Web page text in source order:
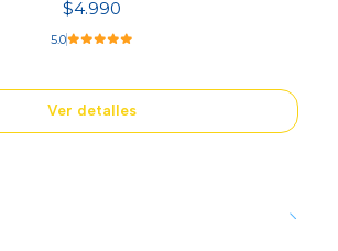
$4.990
5.0
Ver detalles